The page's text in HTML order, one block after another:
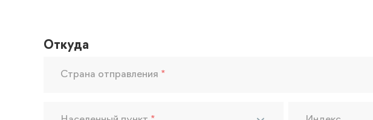
Откуда
Страна отправления *